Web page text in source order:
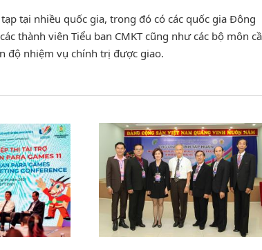
tại nhiều quốc gia, trong đó có các quốc gia Đông
thành viên Tiểu ban CMKT cũng như các bộ môn
độ nhiệm vụ chính trị được giao.